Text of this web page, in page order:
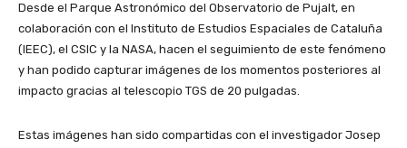
Desde el Parque Astronómico del Observatorio de Pujalt, en
colaboración con el Instituto de Estudios Espaciales de Cataluña
(IEEC), el CSIC y la NASA, hacen el seguimiento de este fenómeno
y han podido capturar imágenes de los momentos posteriores al
impacto gracias al telescopio TGS de 20 pulgadas.
Estas imágenes han sido compartidas con el investigador Josep